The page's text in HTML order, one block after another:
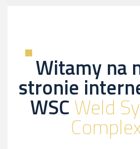
Witamy na
stronie
WSCWeld